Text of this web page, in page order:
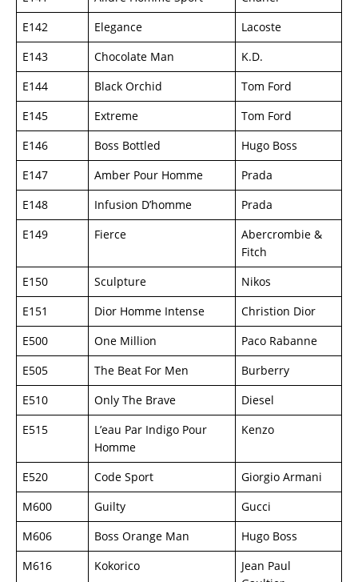
E142
Elegance
Lacoste
E143
Chocolate Man
K.D.
E144
Black Orchid
Tom Ford
E145
Extreme
Tom Ford
E146
Boss Bottled
Hugo Boss
E147
Amber Pour Homme
Prada
E148
Infusion D’homme
Prada
E149
Fierce
Abercrombie &
Fitch
E150
Sculpture
Nikos
E151
Dior Homme Intense
Christion Dior
E500
One Million
Paco Rabanne
E505
The Beat For Men
Burberry
E510
Only The Brave
Diesel
E515
L’eau Par Indigo Pour
Homme
Kenzo
E520 Code Sport
Giorgio Armani
M600
Guilty
Gucci
M606
Boss Orange Man
Hugo Boss
M616
Kokorico
Jean Paul